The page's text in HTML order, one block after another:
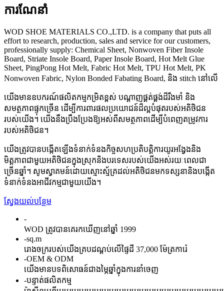
ការណែនាំ
WOD SHOE MATERIALS CO.,LTD. is a company that puts all
effort to research, production, sales and service for our customers,
professionally supply: Chemical Sheet, Nonwoven Fiber Insole
Board, Striate Insole Board, Paper Insole Board, Hot Melt Glue
Sheet, PingPong Hot Melt, Fabric Hot Melt, TPU Hot Melt, PK
Nonwoven Fabric, Nylon Bonded Fabating Board, និង stitch នៅលើ
យើងមានឧបករណ៍ផលិតកម្មកម្រិតខ្ពស់ បណ្តាញផ្គត់ផ្គង់ដ៏រឹងមាំ និង
សមត្ថភាពផ្ទុកច្រើន ដើម្បីការពារផលប្រយោជន៍ដ៏ល្អបំផុតរបស់អតិថិជន
របស់យើង។ យើងនឹងប្រឹងប្រែងឱ្យអស់ពីសមត្ថភាពដើម្បីបំពេញតម្រូវការ
របស់អតិថិជន។
យើងត្រូវបានបង្កើតឡើងទំនាក់ទំនងកិច្ចសហប្រតិបត្តិការយូរអង្វែងនិង
មិត្តភាពជាមួយអតិថិជនក្នុងស្រុកនិងបរទេសរបស់យើងអស់រយៈពេលជា
ច្រើនឆ្នាំ។ សូមស្វាគមន៍ដោយស្មោះស្ម័គ្រដល់អតិថិជនមកទស្សនានិងបង្កើត
ទំនាក់ទំនងអាជីវកម្មជាមួយយើង។
ស្វែងយល់បន្ថែម
-
WOD ត្រូវបានគេរកឃើញនៅឆ្នាំ 1999
-sq.m
រោងចក្ររបស់យើងគ្របដណ្តប់លើផ្ទៃដី 37,000 ម៉ែត្រការ៉េ
-OEM & ODM
យើងមានបទពិសោធន៍ជាងម្ភៃឆ្នាំក្នុងការនាំចេញ
-បន្ទាត់ផលិតកម្ម